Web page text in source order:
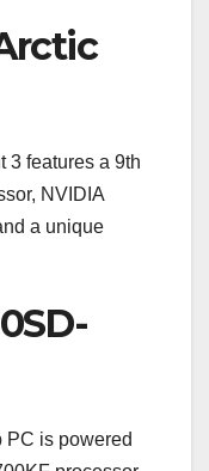
3 features a 9th
NVIDIA
a unique
PC is powered